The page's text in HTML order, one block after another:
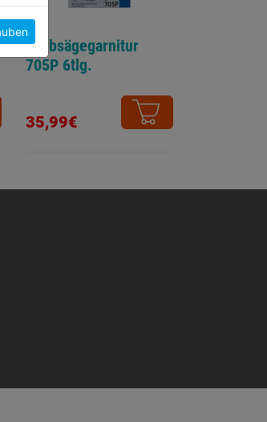
Laubsägegarnitur
705P 6tlg.
35,99€